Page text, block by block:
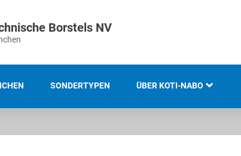
Borstels NV
SONDERTYPEN ÜBER KOTI-NABO